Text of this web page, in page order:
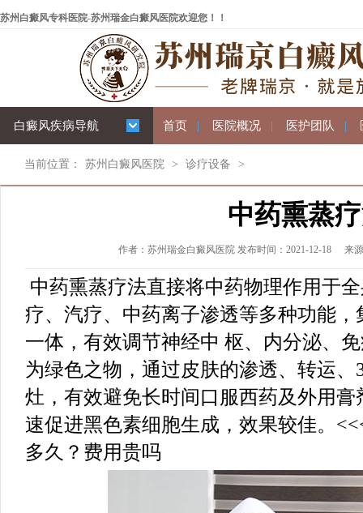
苏州白癜风专科医院-苏州瑞金白癜风医院欢迎您！！
白癜风疾病导航 首页 | 医院概况 | 医护团队 |
当前位置： 苏州白癜风医院 > 诊疗设备 >
中药熏蒸
作者：苏州瑞金白癜风医院 发布时间：2021-12-18 来
中药熏蒸疗法直接将中药物理作用于
疗、汽疗、中药离子渗透等多种功能
一体，有效调节神经中 枢、内分泌、
为绿色之物，通过皮肤的渗透、转运
灶，有效避免长时间口服西药及外用
速促进黑色素细胞生成，效果较佳。
多久？费用贵吗